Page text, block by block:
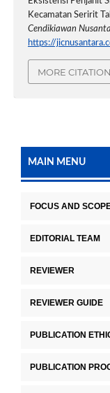
Kecamatan Seririt
Cendikiawan
https://
MORE
MAIN MENU
FOCUS AND
EDITORIAL TEAM
REVIEWER
REVIEWER GUIDE
PUBLICATION
PUBLICATION